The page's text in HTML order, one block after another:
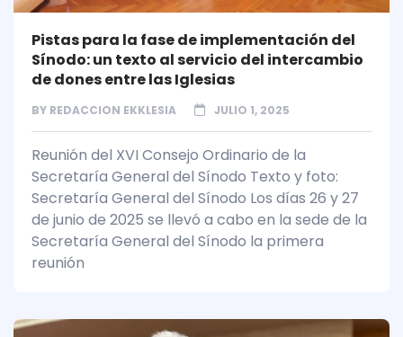
Pistas para la fase de implementación del
Sínodo: un texto al servicio del intercambio
de dones entre las Iglesias
BY REDACCION EKKLESIA JULIO 1, 2025
Reunión del XVI Consejo Ordinario de la
Secretaría General del Sínodo Texto y foto:
Secretaría General del Sínodo Los días 26 y 27
de junio de 2025 se llevó a cabo en la sede de la
Secretaría General del Sínodo la primera
reunión